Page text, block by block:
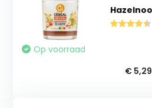
Op voorraad
€ 5,29